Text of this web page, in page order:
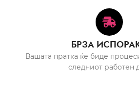
БРЗА
Вашата пратка ќе биде
следниот работен